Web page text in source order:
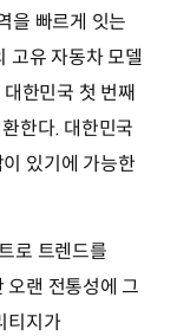
을 빠르게 잇는
고유 자동차 모델
대한민국 첫 번째
한다. 대한민국
있기에 가능한
로 트렌드를
오랜 전통성에 그
티지가